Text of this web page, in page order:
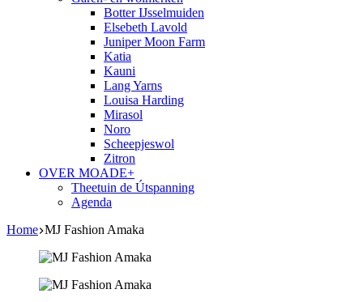
Botter IJsselmuiden
Elsebeth Lavold
Juniper Moon Farm
Katia
Kauni
Lang Yarns
Louisa Harding
Mirasol
Noro
Scheepjeswol
Zitron
OVER MOADE+
Theetuin de Útspanning
Agenda
Home MJ Fashion Amaka